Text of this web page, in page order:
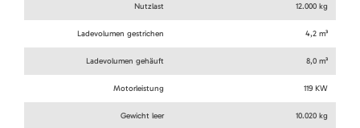
Nutzlast 12.000 kg
Ladevolumen gestrichen 4,2 m³
Ladevolumen gehäuft 8,0 m³
Motorleistung 119 KW
Gewicht leer 10.020 kg